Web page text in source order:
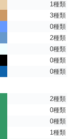
1種類
3種類
0種類
2種類
0種類
0種類
0種類
2種類
0種類
0種類
1種類